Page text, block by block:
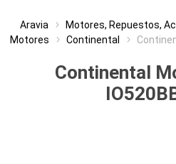
Aravia
Motores, Repuestos,
Motores
Continental
Continental